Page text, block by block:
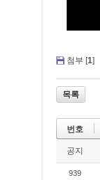
첨부 [1]
목록
번호
공지
939